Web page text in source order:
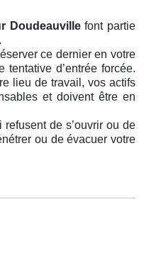
Doudeauvillefont partie
ce dernier en votre
tentative d’entrée forcée.
lieu de travail, vos actifs
et doivent être en
refusent de s’ouvrir ou de
ou de évacuer votre